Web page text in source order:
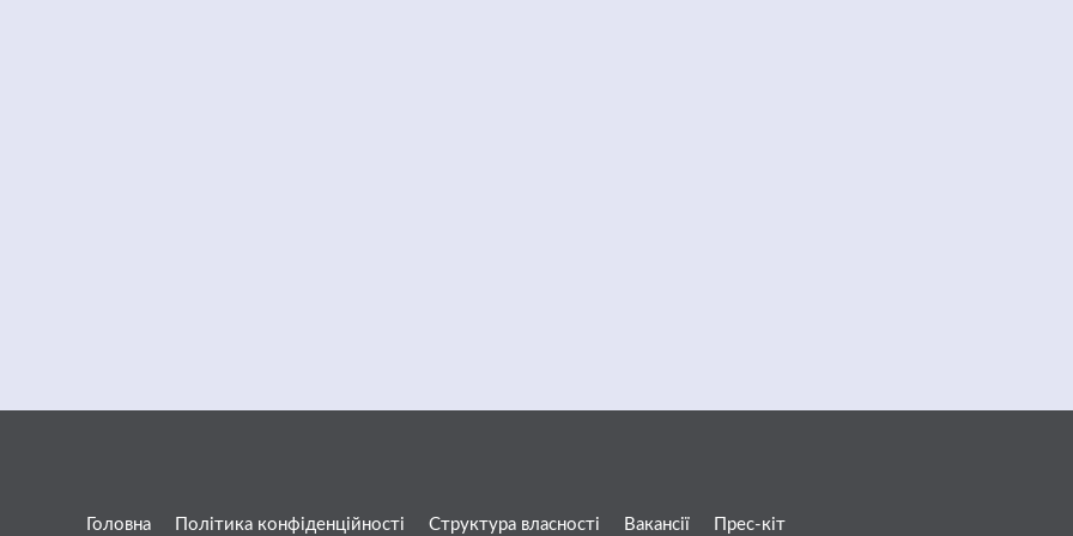
Головна Політика конфіденційності Структура власності Вакансії Прес-кіт